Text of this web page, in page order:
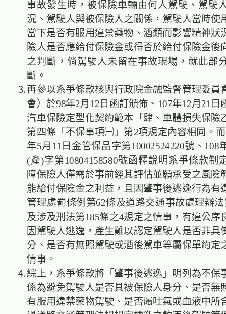
事故發生時，被保險車輛由何人駕駛、駕駛
況、駕駛人與被保險人之關係，駕駛人當時使
當下是否有服用違禁藥物、酒類而影響精神狀
險人是否應給付保險金或得否於給付保險金後
之判斷，倘駕駛人未留在事故現場，就此部
斷。
⒊再參以系爭條款核與行政院金融監督管理委員
會）於98年2月12日函訂頒佈、107年12月21日
汽車保險定型化契約範本「肆、車體損失保險
第四條「不保事項㈠」第2項規定內容相同。
年5月11日金管保品字第10002524220號、108
(產)字第10804158580號函釋說明系爭條款制
障保險人僅需於事前經其評估並願承受之風險
能給付保險金之利益，且因肇事後逃逸行為有
管理處罰條例第62條及道路交通事故處理辦
及涉及刑法第185條之4規定之情事，有違公序
因駕駛人逃逸，產生難以認定駕駛人是否非具
分、是否有無照駕駛或酒後駕車等屬保單約定
情事。
⒋綜上，系爭條款將「肇事後逃逸」明列為不保
係為避免駕駛人是否具被保險人身分、是否無
有服用違禁藥物駕駛、是否屬吐氣或血液中所